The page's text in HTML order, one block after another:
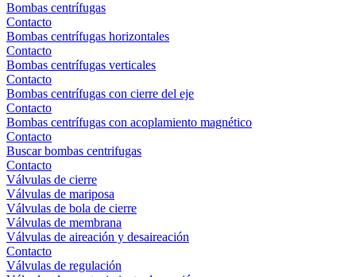
Bombas centrífugas
Contacto
Bombas centrífugas horizontales
Contacto
Bombas centrífugas verticales
Contacto
Bombas centrífugas con cierre del eje
Contacto
Bombas centrífugas con acoplamiento magnético
Contacto
Buscar bombas centrifugas
Contacto
Válvulas de cierre
Válvulas de mariposa
Válvulas de bola de cierre
Válvulas de membrana
Válvulas de aireación y desaireación
Contacto
Válvulas de regulación